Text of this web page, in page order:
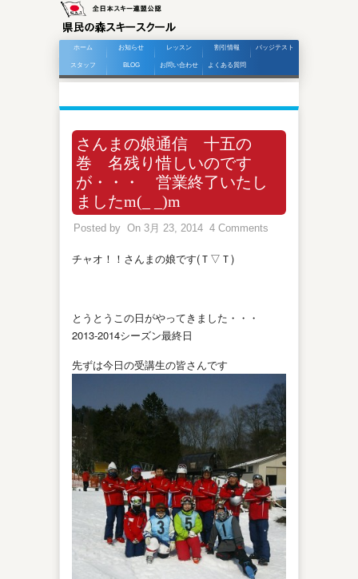
ホーム お知らせ レッスン 割引情報 バッジテスト
スタッフ BLOG お問い合わせ よくある質問
さんまの娘通信 十五の
巻 名残り惜しいのです
が・・・ 営業終了いたし
ましたm(_ _)m
Posted by On 3月 23, 2014 4 Comments
チャオ！！さんまの娘です(Ｔ▽Ｔ)
とうとうこの日がやってきました・・・
2013-2014シーズン最終日
先ずは今日の受講生の皆さんです